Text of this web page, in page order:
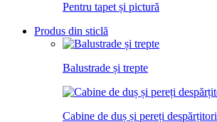
Pentru tapet și pictură
Produs din sticlă
Balustrade și trepte
Cabine de duș și pereți despărțitori